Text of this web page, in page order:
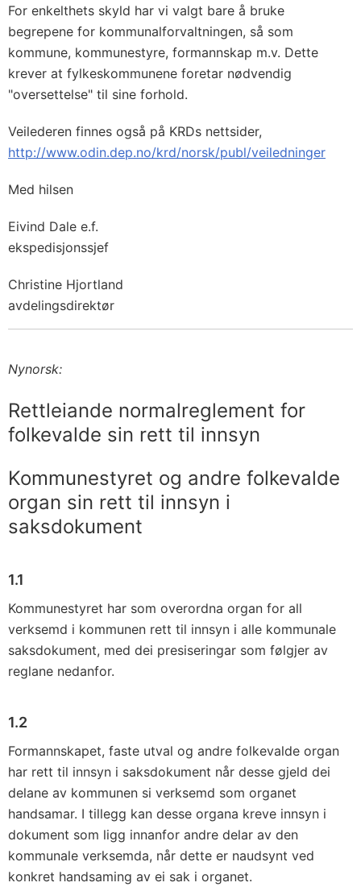
For enkelthets skyld har vi valgt bare å bruke
begrepene for kommunalforvaltningen, så som
kommune, kommunestyre, formann­skap m.v. Dette
krever at fylkeskommunene foretar nødvendig
"oversettelse" til sine forhold.
Veilederen finnes også på KRDs nettsider,
http://www.odin.dep.no/krd/norsk/publ/veiledninger
Med hilsen
Eivind Dale e.f.
ekspedisjonssjef
Christine Hjortland
avdelingsdirektør
Nynorsk:
Rettleiande normalreglement for
folkevalde sin rett til innsyn
Kommunestyret og andre folkevalde
organ sin rett til innsyn i
saksdokument
1.1
Kommunestyret har som overordna organ for all
verksemd i kom­munen rett til innsyn i alle kommunale
saksdokument, med dei presiseringar som følgjer av
reglane nedanfor.
1.2
Formannskapet, faste utval og andre folkevalde organ
har rett til innsyn i saksdokument når desse gjeld dei
delane av kommunen si verksemd som organet
handsamar. I tillegg kan desse organa kreve innsyn i
dokument som ligg innanfor andre delar av den
kommunale verksemda, når dette er naudsynt ved
konkret handsaming av ei sak i organet.